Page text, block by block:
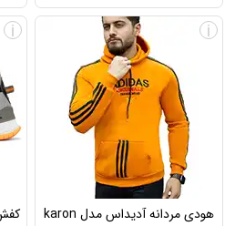
هودی مردانه آدیداس مدل karon
i
i